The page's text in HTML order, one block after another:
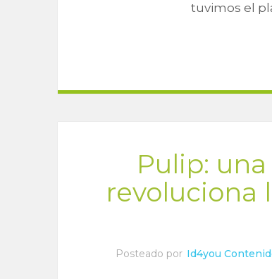
tuvimos el
Pulip:
revoluciona
Posteado por Id4you